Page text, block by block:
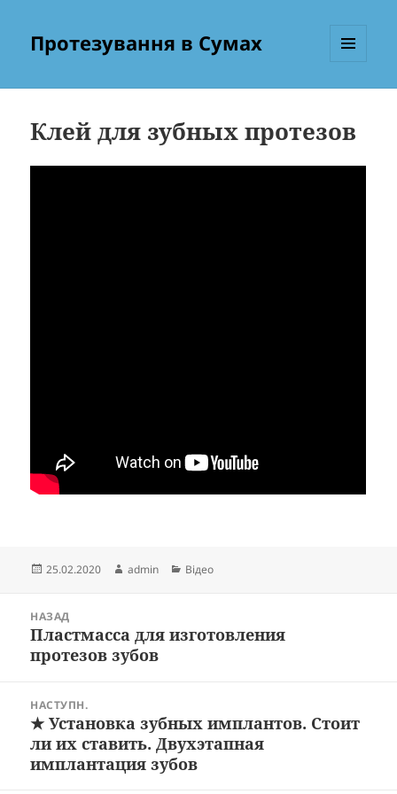
Протезування в Сумах
Клей для зубных протезов
Опубліковано
25.02.2020 Автор
admin Категорії
Відео
записівНАЗАД
Попередній
запис:
Пластмасса для изготовления
протезов зубов
НАСТУПН.
Наступний
запис:
★ Установка зубных имплантов. Стоит
ли их ставить. Двухэтапная
имплантация зубов